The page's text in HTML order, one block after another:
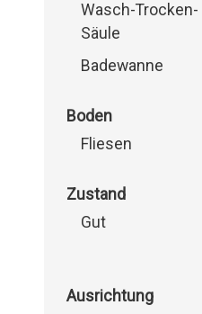
Wasch-Trocken-
Säule
Badewanne
Boden
Fliesen
Zustand
Gut
Ausrichtung